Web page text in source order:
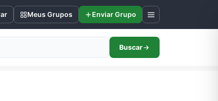
Meus Grupos Enviar Grupo
Buscar